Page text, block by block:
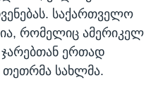
საქართველო
რომელიც ამერიკელ
ჯარებთან ერთად
თეთრმა სახლმა.